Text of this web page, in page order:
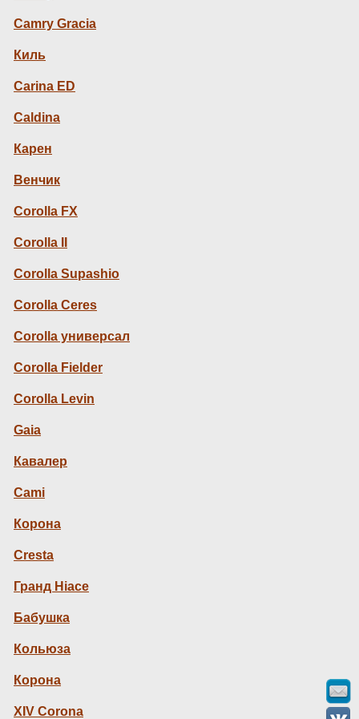
Camry Gracia
Киль
Carina ED
Caldina
Карен
Венчик
Corolla FX
Corolla II
Corolla Supashio
Corolla Ceres
Corolla универсал
Corolla Fielder
Corolla Levin
Gaia
Кавалер
Cami
Корона
Cresta
Гранд Hiace
Бабушка
Кольюза
Корона
XIV Corona